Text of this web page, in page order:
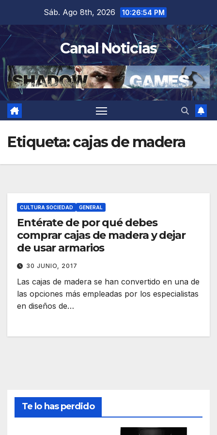
contenido
Sáb. Ago 8th, 2026 10:26:55 PM
Canal Noticias
Etiqueta:cajas de madera
CULTURA SOCIEDAD GENERAL
Entérate de por qué debes
comprar cajas de madera y dejar
de usar armarios
30 JUNIO, 2017
Las cajas de madera se han convertido en una de
las opciones más empleadas por los especialistas
en diseños de…
Te lo has perdido